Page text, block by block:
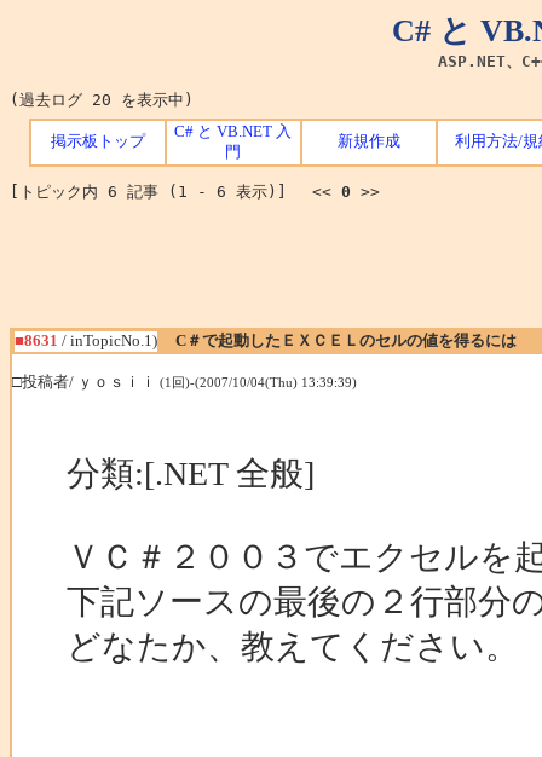
C# と
ASP.NET、
(過去ログ 20 を表示中)
掲示板トップ
C# と VB.NET 入
門
新規作成 利用方法/規
[トピック内 6 記事 (1 - 6 表示)] << 0 >>
■8631 / inTopicNo.1) C＃で起動したＥＸＣＥＬのセルの値を得るには
□投稿者/ ｙｏｓｉｉ (1回)-(2007/10/04(Thu) 13:39:39)
分類:[.NET 全般]
ＶＣ＃２００３でエクセルを
下記ソースの最後の２行部分
どなたか、教えてください。